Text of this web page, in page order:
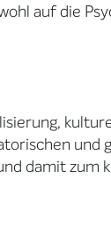
auf die
und
damit zum